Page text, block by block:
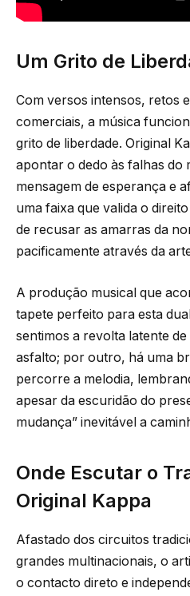
Um Grito de
Com versos intensos, retos
comerciais, a música
grito de liberdade. Original
apontar o dedo às falhas do
mensagem de esperança e
uma faixa que valida o
de recusar as amarras da
pacificamente através da
A produção musical que
tapete perfeito para esta
sentimos a revolta latente
asfalto; por outro, há uma
percorre a melodia,
apesar da escuridão do
mudança” inevitável a
Onde Escutar o
Original Kappa
Afastado dos circuitos
grandes multinacionais, o
o contacto direto e